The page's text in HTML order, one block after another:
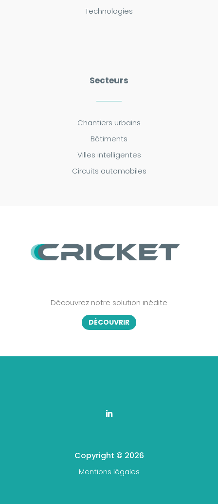
Technologies
Secteurs
Chantiers urbains
Bâtiments
Villes intelligentes
Circuits automobiles
Découvrez notre solution inédite
DÉCOUVRIR
Copyright © 2026
Mentions légales